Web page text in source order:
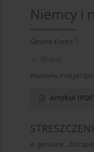
Niemcy i
Gesine Fuchs 1
Więcej
Problemy Polityki
Artykuł
A genuine